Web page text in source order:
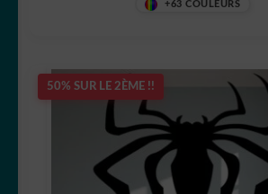
+63 COULEURS
50% SUR LE 2ÈME !!